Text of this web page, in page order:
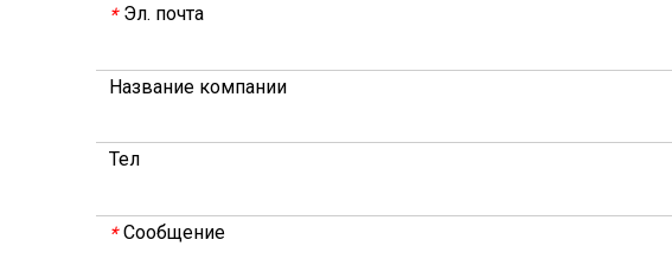
* Эл. почта
Название компании
Тел
* Сообщение